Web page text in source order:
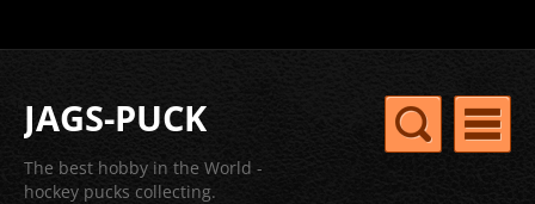
JAGS-PUCK
The best hobby in the World -
hockey pucks collecting.